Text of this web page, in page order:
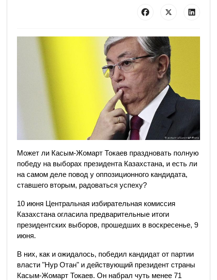
Может ли Касым-Жомарт Токаев праздновать полную
победу на выборах президента Казахстана, и есть ли
на самом деле повод у оппозиционного кандидата,
ставшего вторым, радоваться успеху?
10 июня Центральная избирательная комиссия
Казахстана огласила предварительные итоги
президентских выборов, прошедших в воскресенье, 9
июня.
В них, как и ожидалось, победил кандидат от партии
власти "Нур Отан" и действующий президент страны
Касым-Жомарт Токаев. Он набрал чуть менее 71